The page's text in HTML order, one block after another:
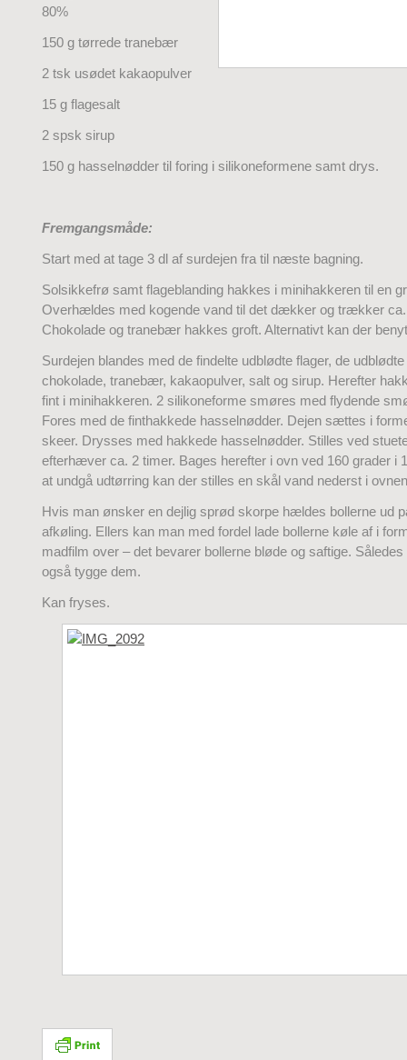
80%
150 g tørrede tranebær
2 tsk usødet kakaopulver
15 g flagesalt
2 spsk sirup
150 g hasselnødder til foring i silikoneformene samt drys.
Fremgangsmåde:
Start med at tage 3 dl af surdejen fra til næste bagning.
Solsikkefrø samt flageblanding hakkes i minihakkeren til en
Overhældes med kogende vand til det dækker og trækker ca.
Chokolade og tranebær hakkes groft. Alternativt kan der
Surdejen blandes med de findelte udblødte flager, de
chokolade, tranebær, kakaopulver, salt og sirup. Herefter
fint i minihakkeren. 2 silikoneforme smøres med flydende
Fores med de finthakkede hasselnødder. Dejen sættes i
skeer. Drysses med hakkede hasselnødder. Stilles ved
efterhæver ca. 2 timer. Bages herefter i ovn ved 160 grader i
at undgå udtørring kan der stilles en skål vand nederst i
Hvis man ønsker en dejlig sprød skorpe hældes bollerne ud
afkøling. Ellers kan man med fordel lade bollerne køle af i
madfilm over – det bevarer bollerne bløde og saftige.
også tygge dem.
Kan fryses.